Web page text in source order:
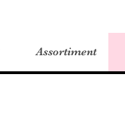
Assortiment